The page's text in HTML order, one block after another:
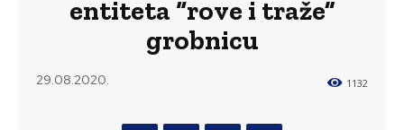
entiteta “rove i traže”
grobnicu
29.08.2020. 1132